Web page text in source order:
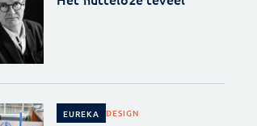
EUREKA DESIGN